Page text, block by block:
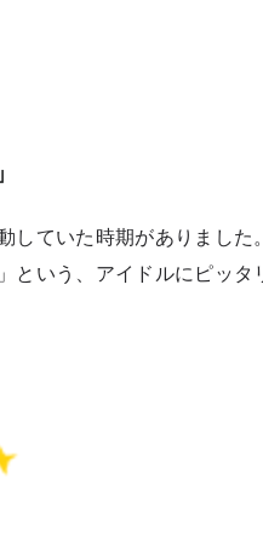
していた時期がありました
という、アイドルにピッタ